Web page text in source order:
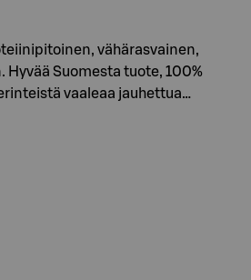
vähärasvainen,
Hyvää Suomesta tuote, 100%
vaaleaa jauhettua…